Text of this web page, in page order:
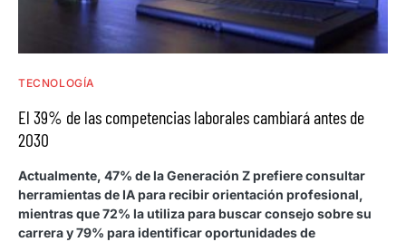
TECNOLOGÍA
El 39% de las competencias laborales cambiará antes de
2030
Actualmente, 47% de la Generación Z prefiere consultar
herramientas de IA para recibir orientación profesional,
mientras que 72% la utiliza para buscar consejo sobre su
carrera y 79% para identificar oportunidades de